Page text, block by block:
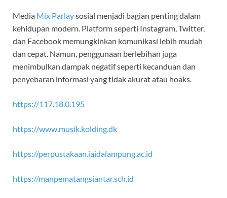
Media Mix Parlaysosial menjadi bagian penting dalam
kehidupan modern. Platform seperti Instagram, Twitter,
dan Facebook memungkinkan komunikasi lebih mudah
dan cepat. Namun, penggunaan berlebihan juga
menimbulkan dampak negatif seperti kecanduan dan
penyebaran informasi yang tidak akurat atau hoaks.
https://117.18.0.195
https://www.musik.kolding.dk
https://perpustakaan.iaidalampung.ac.id
https://manpematangsiantar.sch.id